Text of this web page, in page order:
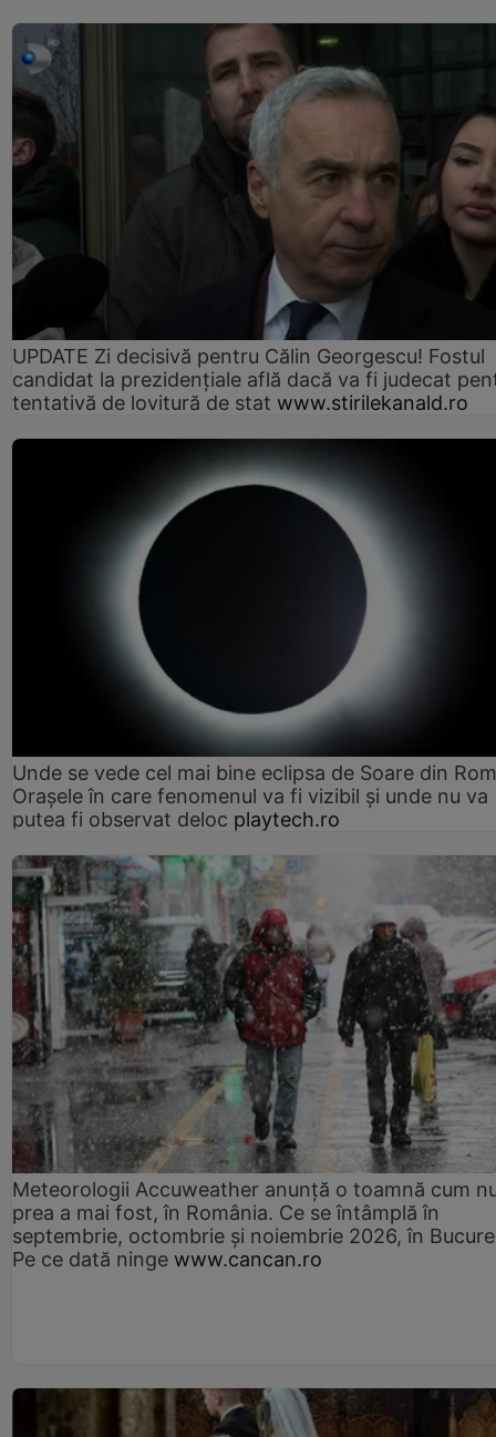
UPDATE Zi decisivă pentru Călin Georgescu! Fostul
candidat la prezidențiale află dacă va fi judecat
tentativă de lovitură de stat www.stirilekanald.ro
Unde se vede cel mai bine eclipsa de Soare din
Orașele în care fenomenul va fi vizibil și unde nu va
putea fi observat deloc playtech.ro
Meteorologii Accuweather anunță o toamnă cum
prea a mai fost, în România. Ce se întâmplă în
septembrie, octombrie și noiembrie 2026, în
Pe ce dată ninge www.cancan.ro